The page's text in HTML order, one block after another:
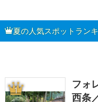
夏の人気スポットラン
1
フォ
西条